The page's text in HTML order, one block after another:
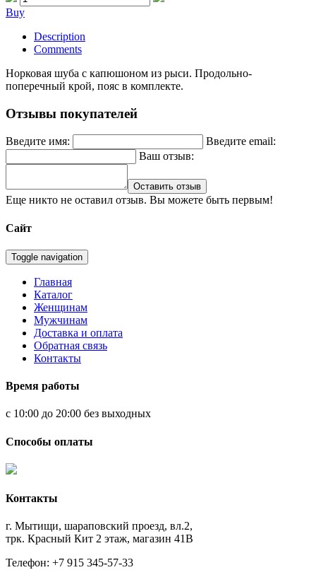
Buy
Description
Comments
Норковая шуба с капюшоном из рыси. Продольно-
поперечный крой, пояс в комплекте.
Отзывы покупателей
Введите имя:
Введите email:
Ваш отзыв:
Оставить отзыв
Еще никто не оставил отзыв. Вы можете быть первым!
Сайт
Toggle navigation
Главная
Каталог
Женщинам
Мужчинам
Доставка и оплата
Обратная связь
Контакты
Время работы
с 10:00 до 20:00 без выходных
Способы оплаты
Контакты
г. Мытищи, шараповский проезд, вл.2,
трк. Красный Кит 2 этаж, магазин 41В
Телефон: +7 915 345-57-33